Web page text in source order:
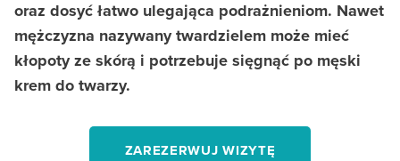
oraz dosyć łatwo ulegająca podrażnieniom. Nawet
mężczyzna nazywany twardzielem może mieć
kłopoty ze skórą i potrzebuje sięgnąć po męski
krem do twarzy.
ZAREZERWUJ WIZYTĘ